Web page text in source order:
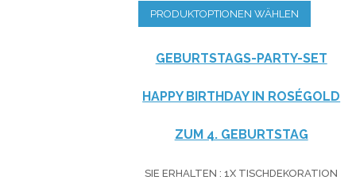
PRODUKTOPTIONEN WÄHLEN
GEBURTSTAGS-PARTY-SET
HAPPY BIRTHDAY IN ROSÉGOLD
ZUM 4. GEBURTSTAG
SIE ERHALTEN : 1X TISCHDEKORATION